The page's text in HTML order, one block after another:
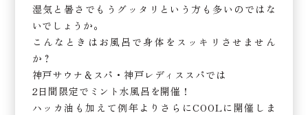
湿気と暑さでもうグッタリという方も多いのではな
いでしょうか。
こんなときはお風呂で身体をスッキリさせません
か？
神戸サウナ＆スパ・神戸レディススパでは
2日間限定でミント水風呂を開催！
ハッカ油も加えて例年よりさらにCOOLに開催しま